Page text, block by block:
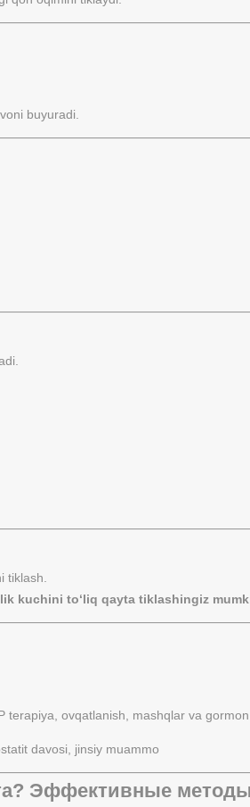
buyuradi.
tiklash.
kuchini to‘liq qayta tiklashingiz
terapiya, ovqatlanish, mashqlar va
davosi, jinsiy muammo
Эффективные